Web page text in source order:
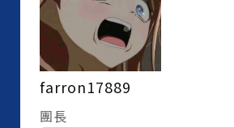
farron17889
團長